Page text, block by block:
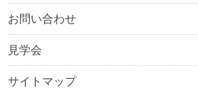
お問い合わせ
見学会
サイトマップ